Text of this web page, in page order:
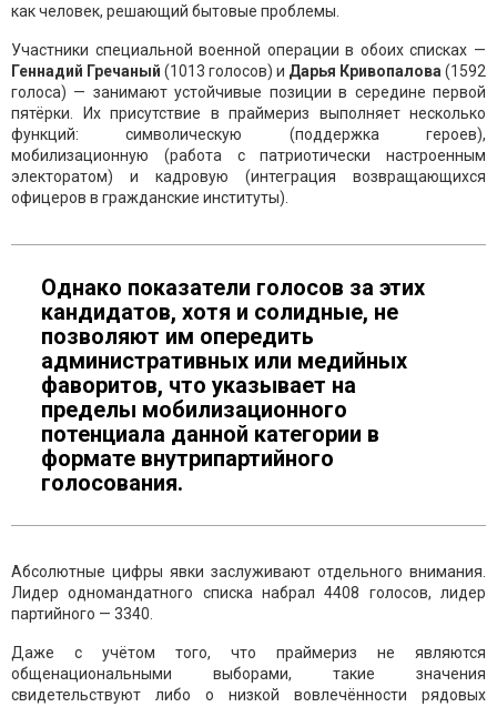
как человек, решающий бытовые проблемы.
Участники специальной военной операции в обоих списках —
Геннадий Гречаный (1013 голосов) и Дарья Кривопалова (1592
голоса) — занимают устойчивые позиции в середине первой
пятёрки. Их присутствие в праймериз выполняет несколько
функций: символическую (поддержка героев),
мобилизационную (работа с патриотически настроенным
электоратом) и кадровую (интеграция возвращающихся
офицеров в гражданские институты).
Однако показатели голосов за этих
кандидатов, хотя и солидные, не
позволяют им опередить
административных или медийных
фаворитов, что указывает на
пределы мобилизационного
потенциала данной категории в
формате внутрипартийного
голосования.
Абсолютные цифры явки заслуживают отдельного внимания.
Лидер одномандатного списка набрал 4408 голосов, лидер
партийного — 3340.
Даже с учётом того, что праймериз не являются
общенациональными выборами, такие значения
свидетельствуют либо о низкой вовлечённости рядовых